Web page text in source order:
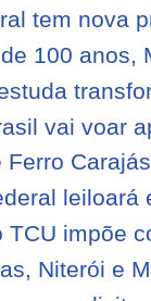
tem nova
100 anos,
vai voar
Ferro
leiloará
TCU impõe
Niterói e